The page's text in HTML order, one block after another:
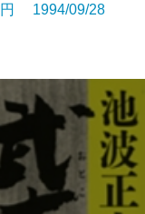
1994/09/28